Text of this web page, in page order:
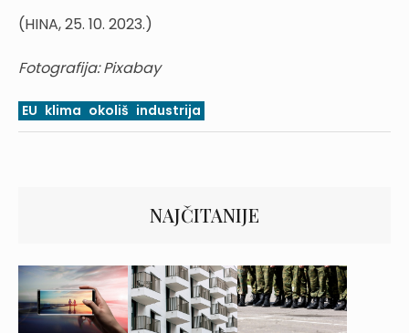
(HINA, 25. 10. 2023.)
Fotografija: Pixabay
EU klima okoliš industrija
NAJČITANIJE